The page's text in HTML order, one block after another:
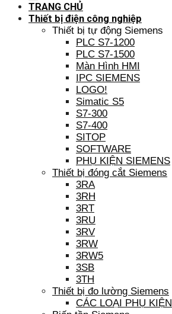
TRANG CHỦ
Thiết bị điện công nghiệp
Thiết bị tự động Siemens
PLC S7-1200
PLC S7-1500
Màn Hình HMI
IPC SIEMENS
LOGO!
Simatic S5
S7-300
S7-400
SITOP
SOFTWARE
PHỤ KIỆN SIEMENS
Thiết bị đóng cắt Siemens
3RA
3RH
3RT
3RU
3RV
3RW
3RW5
3SB
3TH
Thiết bị đo lường Siemens
CÁC LOẠI PHỤ KIỆN